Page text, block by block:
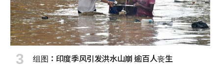
组图：印度季风引发洪水山崩 逾百人丧生